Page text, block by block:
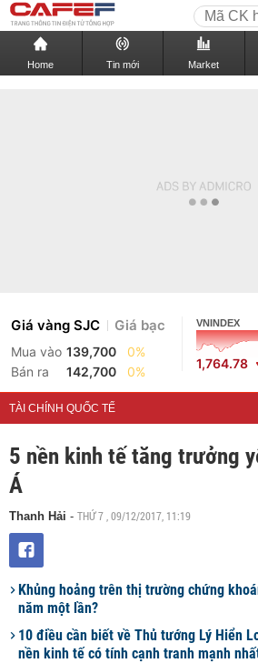
Home Tin mới Market
Giá vàng SJC Giá bạc
Mua vào 139,700
0%
Bán ra
142,700 0%
VNINDEX
1,764.78
TÀI CHÍNH QUỐC TẾ
5 nền kinh tế tăng trưởng
Á
Thanh Hải - THỨ 7 , 09/12/2017, 11:19
Khủng hoảng trên thị trường chứng
năm một lần?
10 điều cần biết về Thủ tướng Lý Hiển
nền kinh tế có tính cạnh tranh mạnh